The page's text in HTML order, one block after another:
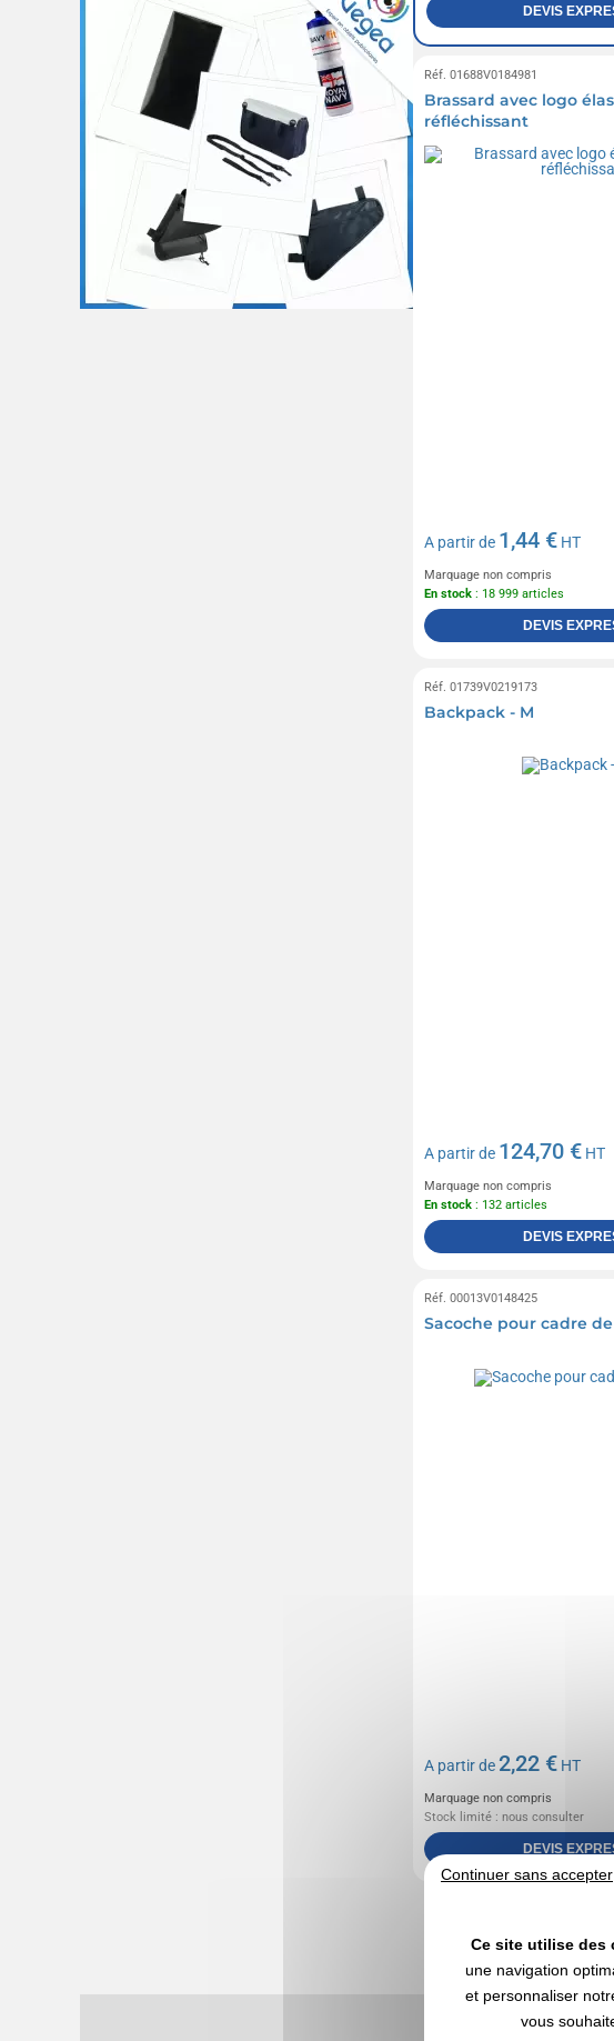
DEVIS
Réf. 01688V0184981
Brassard avec logo
réfléchissant
A partir de 1,44 € HT
Marquage non compris
En stock : 18 999 articles
DEVIS
Réf. 01739V0219173
Backpack - M
A partir de 124,70 € HT
Marquage non compris
En stock : 132 articles
DEVIS
Réf. 00013V0148425
Sacoche pour cadre
A partir de2,22 € HT
Marquage non compris
Stock limité : nous consulter
DEVIS
Continuer sans accepter
Ce site utilise des
une navigation
et personnaliser
vous